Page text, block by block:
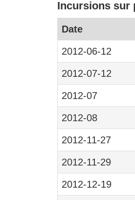
Incursions sur
Date
2012-06-12
2012-07-12
2012-07
2012-08
2012-11-27
2012-11-29
2012-12-19